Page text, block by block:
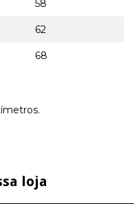
58
62
68
loja